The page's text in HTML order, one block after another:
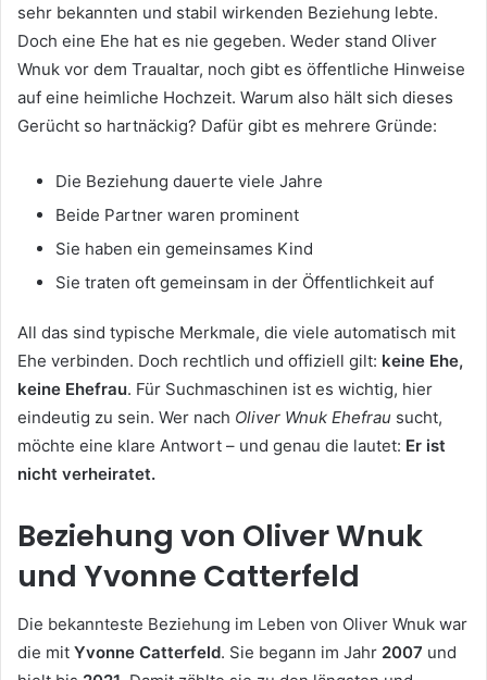
sehr bekannten und stabil wirkenden Beziehung lebte.
Doch eine Ehe hat es nie gegeben. Weder stand Oliver
Wnuk vor dem Traualtar, noch gibt es öffentliche Hinweise
auf eine heimliche Hochzeit. Warum also hält sich dieses
Gerücht so hartnäckig? Dafür gibt es mehrere Gründe:
Die Beziehung dauerte viele Jahre
Beide Partner waren prominent
Sie haben ein gemeinsames Kind
Sie traten oft gemeinsam in der Öffentlichkeit auf
All das sind typische Merkmale, die viele automatisch mit
Ehe verbinden. Doch rechtlich und offiziell gilt: keine Ehe,
keine Ehefrau. Für Suchmaschinen ist es wichtig, hier
eindeutig zu sein. Wer nach Oliver Wnuk Ehefrau sucht,
möchte eine klare Antwort – und genau die lautet: Er ist
nicht verheiratet.
Beziehung von Oliver Wnuk
und Yvonne Catterfeld
Die bekannteste Beziehung im Leben von Oliver Wnuk war
die mit Yvonne Catterfeld. Sie begann im Jahr 2007 und